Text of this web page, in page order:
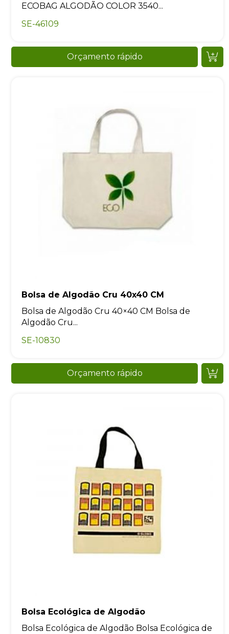
ECOBAG ALGODÃO COLOR 3540...
SE-46109
Orçamento rápido
Bolsa de Algodão Cru 40x40 CM
Bolsa de Algodão Cru 40×40 CM Bolsa de
Algodão Cru...
SE-10830
Orçamento rápido
Bolsa Ecológica de Algodão
Bolsa Ecológica de Algodão Bolsa Ecológica de